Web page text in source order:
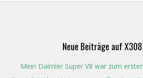
Neue Beiträge auf
Mein Daimler Super V8 war zum